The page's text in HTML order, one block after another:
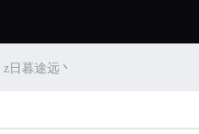
z日暮途远丶